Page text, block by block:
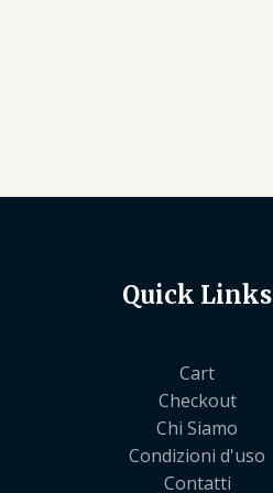
Quick Links
Cart
Checkout
Chi Siamo
Condizioni d'uso
Contatti